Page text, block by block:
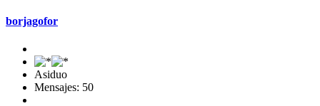
borjagofor
Asiduo
Mensajes: 50